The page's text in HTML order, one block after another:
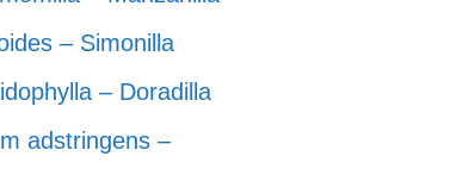
– Simonilla
– Doradilla
adstringens –